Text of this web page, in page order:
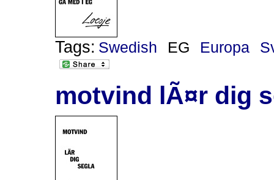
Tags: Swedish EG Europa
motvind lÃ¤r dig